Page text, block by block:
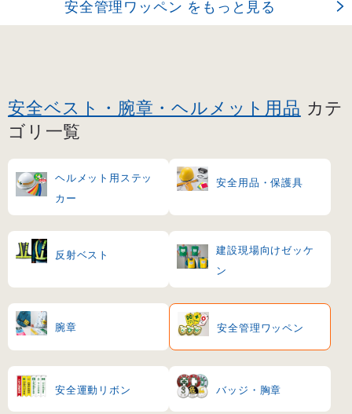
安全管理ワッペン をもっと見る
安全ベスト・腕章・ヘルメット用品 カテ
ゴリ一覧
ヘルメット用ステッ
カー
安全用品・保護具
反射ベスト
建設現場向けゼッケ
ン
腕章 安全管理ワッペン
安全運動リボン バッジ・胸章